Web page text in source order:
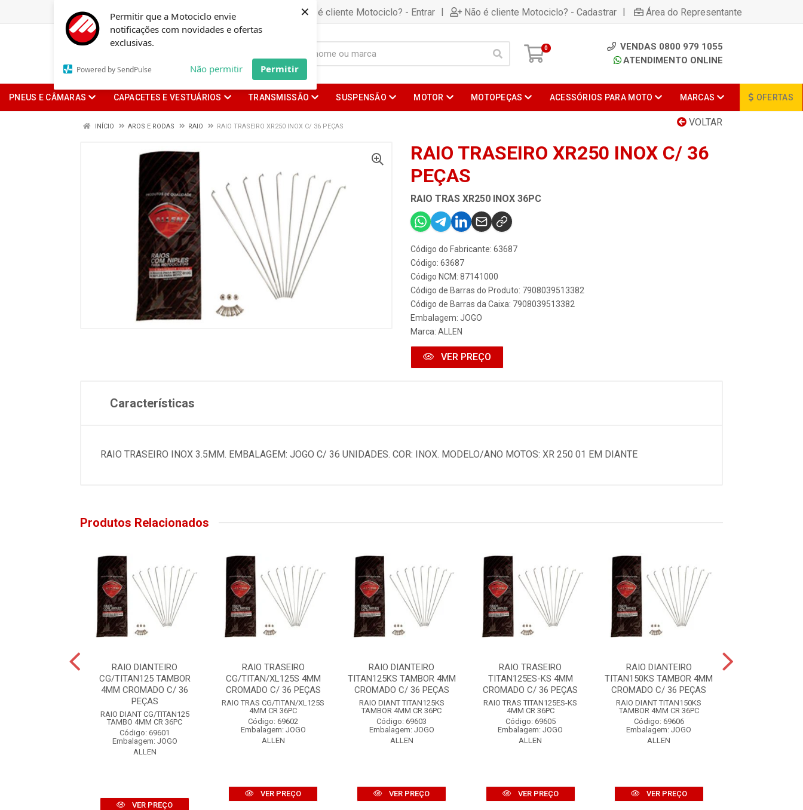
Permitir que a Motociclo envie
notificações com novidades e ofertas
exclusivas.
Powered by SendPulse Não permitir Permitir
×Já é cliente Motociclo? - Entrar | Não é cliente Motociclo? - Cadastrar | Área do Representante
0
VENDAS 0800 979 1055
ATENDIMENTO ONLINE
PNEUS E CÂMARAS CAPACETES E VESTUÁRIOS TRANSMISSÃO SUSPENSÃO MOTOR MOTOPEÇAS ACESSÓRIOS PARA MOTO MARCAS OFERTAS
VOLTAR
INÍCIO AROS E RODAS RAIO RAIO TRASEIRO XR250 INOX C/ 36 PEÇAS
RAIO TRASEIRO XR250 INOX C/ 36
PEÇAS
RAIO TRAS XR250 INOX 36PC
Código do Fabricante: 63687
Código: 63687
Código NCM: 87141000
Código de Barras do Produto: 7908039513382
Código de Barras da Caixa: 7908039513382
Embalagem: JOGO
Marca: ALLEN
VER PREÇO
Características
RAIO TRASEIRO INOX 3.5MM. EMBALAGEM: JOGO C/ 36 UNIDADES. COR: INOX. MODELO/ANO MOTOS: XR 250 01 EM DIANTE
Produtos Relacionados
RAIO DIANTEIRO
CG/TITAN125 TAMBOR
4MM CROMADO C/ 36
PEÇAS
RAIO DIANT CG/TITAN125
TAMBO 4MM CR 36PC
Código: 69601
Embalagem: JOGO
ALLEN
VER PREÇO
RAIO TRASEIRO
CG/TITAN/XL125S 4MM
CROMADO C/ 36 PEÇAS
RAIO TRAS CG/TITAN/XL125S
4MM CR 36PC
Código: 69602
Embalagem: JOGO
ALLEN
VER PREÇO
RAIO DIANTEIRO
TITAN125KS TAMBOR 4MM
CROMADO C/ 36 PEÇAS
RAIO DIANT TITAN125KS
TAMBOR 4MM CR 36PC
Código: 69603
Embalagem: JOGO
ALLEN
VER PREÇO
RAIO TRASEIRO
TITAN125ES-KS 4MM
CROMADO C/ 36 PEÇAS
RAIO TRAS TITAN125ES-KS
4MM CR 36PC
Código: 69605
Embalagem: JOGO
ALLEN
VER PREÇO
RAIO DIANTEIRO
TITAN150KS TAMBOR 4MM
CROMADO C/ 36 PEÇAS
RAIO DIANT TITAN150KS
TAMBOR 4MM CR 36PC
Código: 69606
Embalagem: JOGO
ALLEN
VER PREÇO